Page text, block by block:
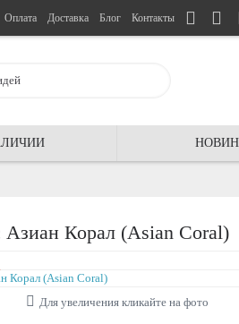
Оплата Доставка Блог Контакты
Азиан Корал (Asian Coral)
Для увеличения кликайте на фото